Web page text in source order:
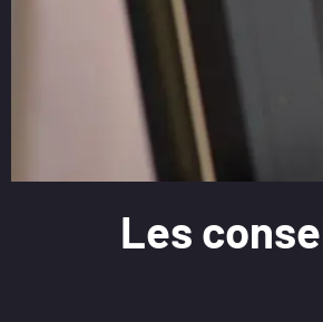
Les